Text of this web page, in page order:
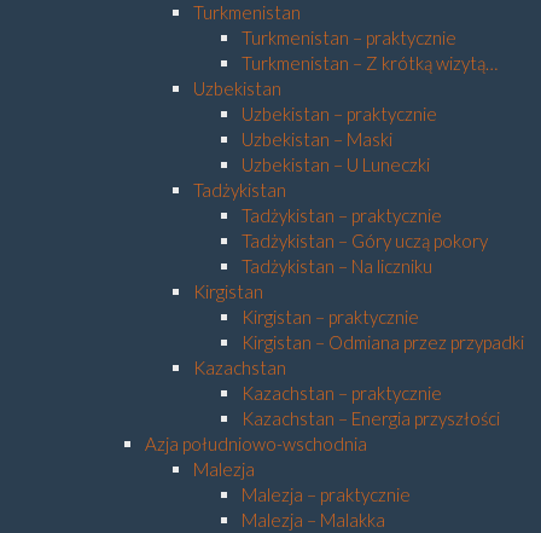
Turkmenistan
Turkmenistan – praktycznie
Turkmenistan – Z krótką wizytą…
Uzbekistan
Uzbekistan – praktycznie
Uzbekistan – Maski
Uzbekistan – U Luneczki
Tadżykistan
Tadżykistan – praktycznie
Tadżykistan – Góry uczą pokory
Tadżykistan – Na liczniku
Kirgistan
Kirgistan – praktycznie
Kirgistan – Odmiana przez przypadki
Kazachstan
Kazachstan – praktycznie
Kazachstan – Energia przyszłości
Azja południowo-wschodnia
Malezja
Malezja – praktycznie
Malezja – Malakka